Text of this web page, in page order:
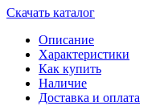
Скачать каталог
Описание
Характеристики
Как купить
Наличие
Доставка и оплата